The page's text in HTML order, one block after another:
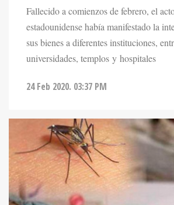
Fallecido a comienzos de febrero, el
estadounidense había manifestado la
sus bienes a diferentes instituciones,
universidades, templos y hospitales
24 Feb 2020. 03:37 PM